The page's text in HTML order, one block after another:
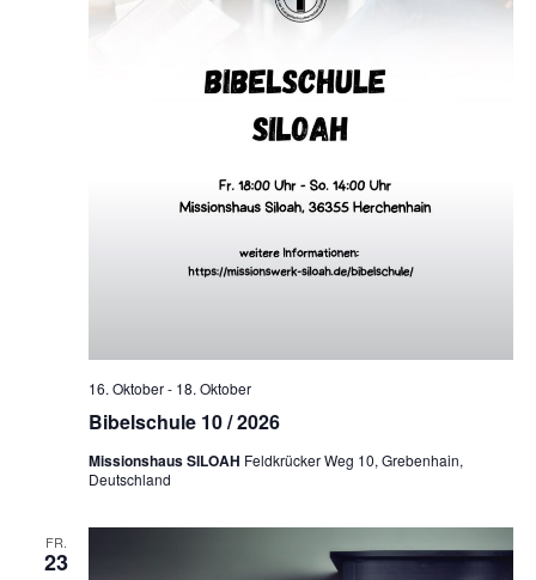
Bibelschule 10 / 2026
16. Oktober- 18. Oktober
Missionshaus SILOAH Feldkrücker Weg 10, Grebenhain,
Deutschland
FR.
23